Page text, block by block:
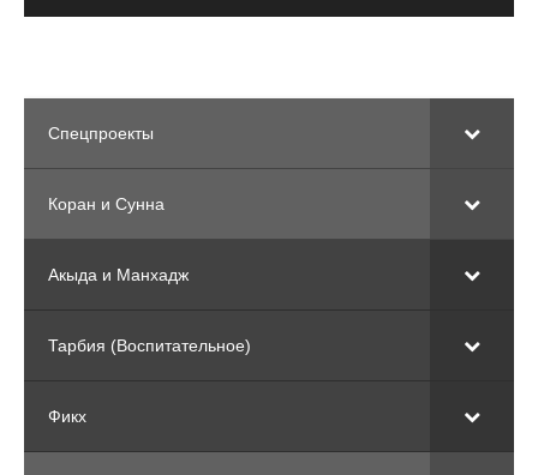
Спецпроекты
Коран и Сунна
Акыда и Манхадж
Тарбия (Воспитательное)
Фикх